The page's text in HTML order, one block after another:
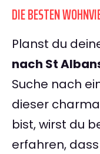
DIE BESTEN
Planst du
nach St
Suche nach
dieser
bist, wirst du
erfahren,